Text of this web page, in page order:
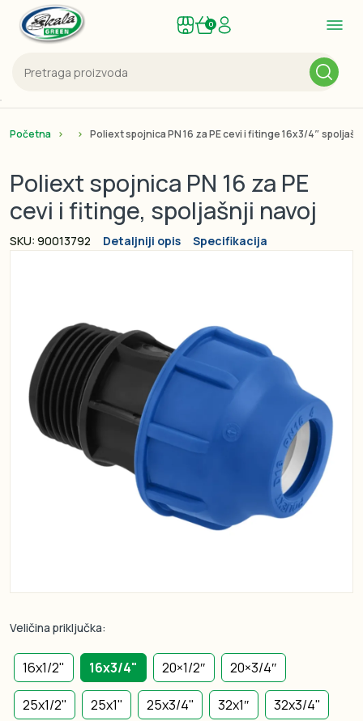
0
Početna Poliext spojnica PN 16 za PE cevi i fitinge 16x3/4″
Poliext spojnica PN 16 za PE
cevi i fitinge, spoljašnji navoj
SKU: 90013792 Detaljniji opis Specifikacija
Veličina priključka:
16x1/2" 16x3/4" 20×1/2″ 20×3/4″
25x1/2'' 25x1'' 25x3/4'' 32x1″ 32x3/4''